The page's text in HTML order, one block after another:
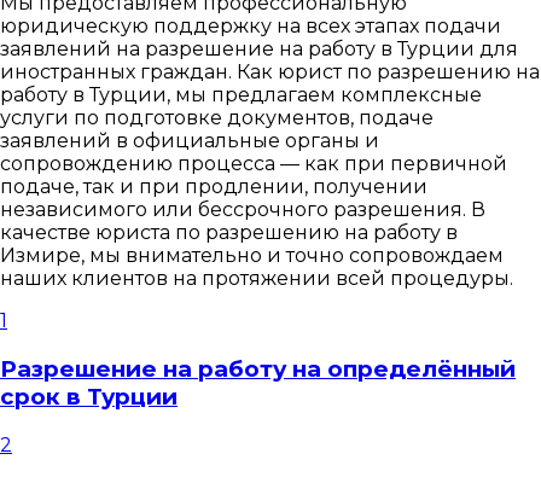
юридическую поддержку на всех этапах подачи
заявлений на разрешение на работу в Турции для
иностранных граждан. Как юрист по разрешению на
работу в Турции, мы предлагаем комплексные
услуги по подготовке документов, подаче
заявлений в официальные органы и
сопровождению процесса — как при первичной
подаче, так и при продлении, получении
независимого или бессрочного разрешения. В
качестве юриста по разрешению на работу в
Измире, мы внимательно и точно сопровождаем
наших клиентов на протяжении всей процедуры.
1
Разрешение на работу на определённый
срок в Турции
2